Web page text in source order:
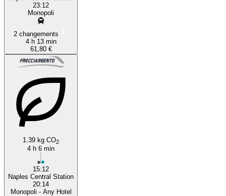
23:12
Monopoli
2 changements
4 h 13 min
61,80 €
1.39 kg CO2
4 h 6 min
15:12
Naples Central Station
20:14
Monopoli - Any Hotel